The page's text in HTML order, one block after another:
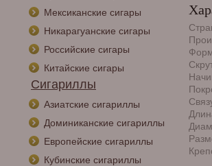
Мексиканские сигары
Никарагуанские сигары
Российские сигары
Китайские сигары
Сигариллы
Азиатские сигариллы
Доминиканские сигариллы
Европейские сигариллы
Кубинские сигариллы